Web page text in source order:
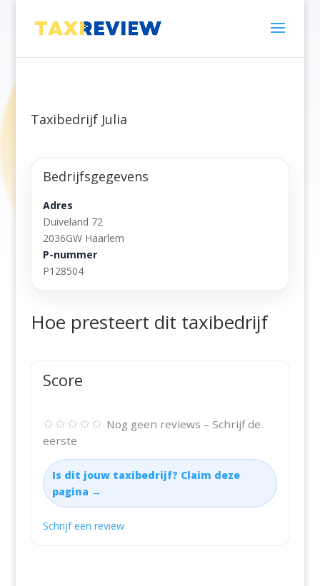
Taxibedrijf Julia
Bedrijfsgegevens
Adres
Duiveland 72
2036GW Haarlem
P-nummer
P128504
Hoe presteert dit taxibedrijf
Score
✩✩✩✩✩ Nog geen reviews – Schrijf de
eerste
Is dit jouw taxibedrijf? Claim deze
pagina →
Schrijf een review